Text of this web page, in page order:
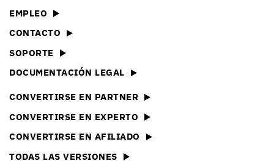
EMPLEO
CONTACTO
SOPORTE
DOCUMENTACIÓN LEGAL
CONVERTIRSE EN PARTNER
CONVERTIRSE EN EXPERTO
CONVERTIRSE EN AFILIADO
TODAS LAS VERSIONES